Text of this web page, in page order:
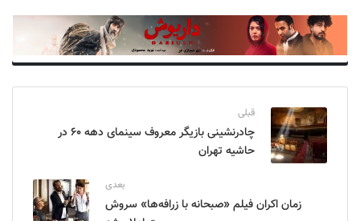
قبلی
چادرنشینی بازیگر معروف سینمای دهه ۶۰ در
حاشیه تهران
بعدی
زمان اکران فیلم «صبحانه با زرافه‌ها» سروش